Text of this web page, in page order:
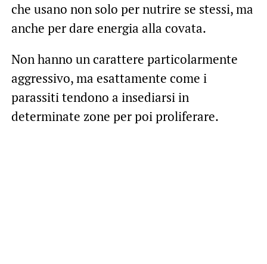
che usano non solo per nutrire se stessi, ma
anche per dare energia alla covata.
Non hanno un carattere particolarmente
aggressivo, ma esattamente come i
parassiti tendono a insediarsi in
determinate zone per poi proliferare.